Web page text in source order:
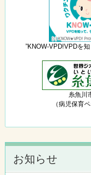
”KNOW-VPD!VPDを
糸魚川
（病児保育
お知らせ